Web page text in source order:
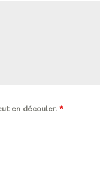
en découler. *